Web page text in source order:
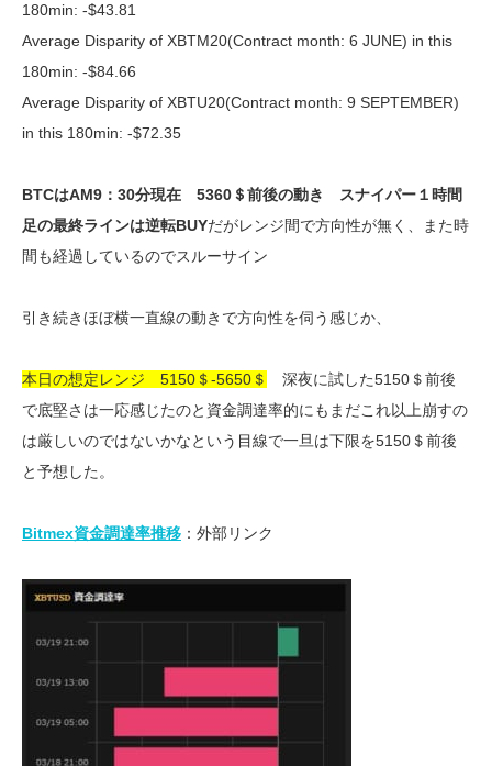
180min: -$43.81
Average Disparity of XBTM20(Contract month: 6 JUNE) in this
180min: -$84.66
Average Disparity of XBTU20(Contract month: 9 SEPTEMBER)
in this 180min: -$72.35
BTCはAM9：30分現在 5360＄前後の動き スナイパー１時間
足の最終ラインは逆転BUYだがレンジ間で方向性が無く、また時
間も経過しているのでスルーサイン
引き続きほぼ横一直線の動きで方向性を伺う感じか、
本日の想定レンジ 5150＄-5650＄
深夜に試した5150＄前後
で底堅さは一応感じたのと資金調達率的にもまだこれ以上崩すの
は厳しいのではないかなという目線で一旦は下限を5150＄前後
と予想した。
Bitmex資金調達率推移 ：外部リンク